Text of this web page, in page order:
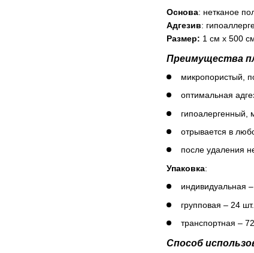
Основа: нетканое
Адгезив:
Размер: 1 см х 500
Преимущества
микропористый,
оптимальная
гипоалергенный,
отрывается в
после удаления
Упаковка:
индивидуальная
групповая – 24
транспортная –
Способ